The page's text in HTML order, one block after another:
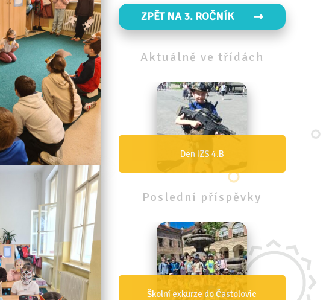
ZPĚT NA 3. ROČNÍK
Aktuálně ve třídách
Den IZS 4.B
Poslední příspěvky
Školní exkurze do Častolovic